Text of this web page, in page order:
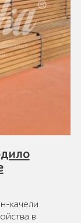
качели
в